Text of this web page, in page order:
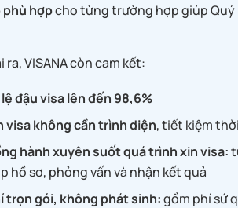
phù hợpcho từng trường hợp giúp Quý
ra, VISANA còn cam kết:
lệ đậu visa lên đến 98,6%
visa không cần trình diện, tiết kiệm
hành xuyên suốt quá trình xin visa:
hồ sơ, phỏng vấn và nhận kết quả
trọn gói, không phát sinh:gồm phí sứ
khách hàng tốt,nhân viên thân
thiện,dịch vụ chuyên
bạn Thu Phương đã support nhiệt
cùng đội ngũ công ty